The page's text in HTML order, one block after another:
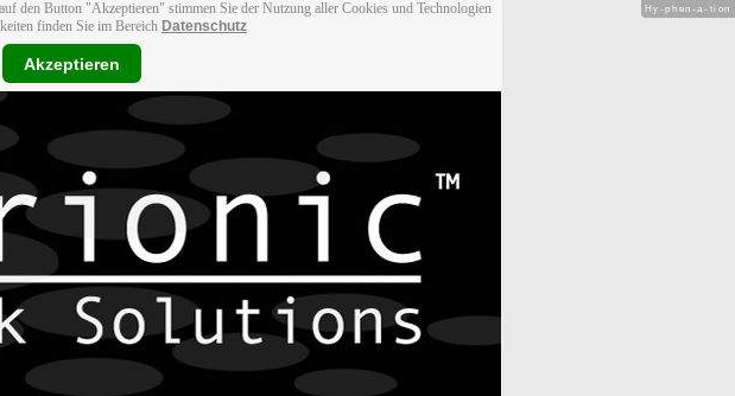
den Button "Akzeptieren" stimmen Sie der Nutzung aller Cookies und Technologien
finden Sie im Bereich Datenschutz
Akzeptieren
Hy-phen-a-tion